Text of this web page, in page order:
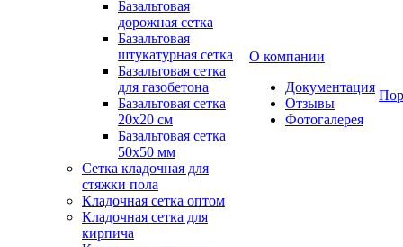
Базальтовая
дорожная сетка
Базальтовая
штукатурная сетка
Базальтовая сетка
для газобетона
Базальтовая сетка
20x20 см
Базальтовая сетка
50x50 мм
Сетка кладочная для
стяжки пола
Кладочная сетка оптом
Кладочная сетка для
кирпича
О компании
Документация
Отзывы
Фотогалерея